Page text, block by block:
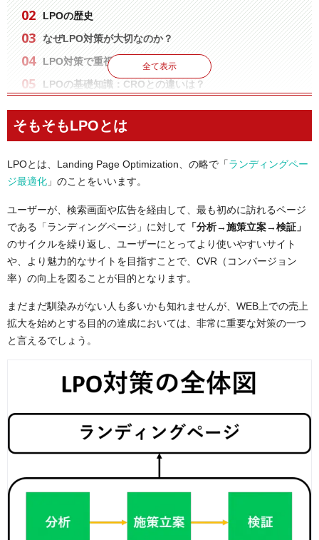
LPOの歴史
なぜLPO対策が大切なのか？
LPO対策で重視すべきポイントとは
LPOの基礎知識：CROとの違いは？
LPOにおける各項目の重要性
ペルソナ設定
デザイン
A/Bテスト
フォームデザイン
SEO
LPO対策における施策のフローとは？
分析
施策立案
LPO対策のコツ
継続的なデータ分析
レスポンシブデザインの採用
LPO対策とSEO
全て表示
そもそもLPOとは
LPOとは、Landing Page Optimization、の略で「ランディングペー
ジ最適化 」のことをいいます。
ユーザーが、検索画面や広告を経由して、最も初めに訪れるページ
である「ランディングページ」に対して 「分析→施策立案→検証」
のサイクルを繰り返し、ユーザーにとってより使いやすいサイト
や、より魅力的なサイトを目指すことで、CVR（コンバージョン
率）の向上を図ることが目的となります。
まだまだ馴染みがない人も多いかも知れませんが、WEB上での売上
拡大を始めとする目的の達成においては、非常に重要な対策の一つ
と言えるでしょう。